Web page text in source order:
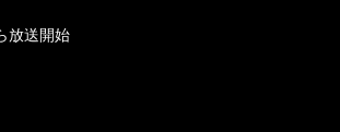
放送開始